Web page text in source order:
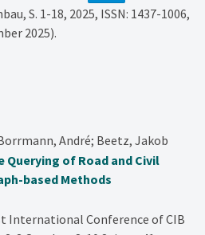
S. 1-18, 2025, ISSN: 1437-1006,
2025).
André; Beetz, Jakob
Querying of Road and Civil
based Methods
International Conference of CIB